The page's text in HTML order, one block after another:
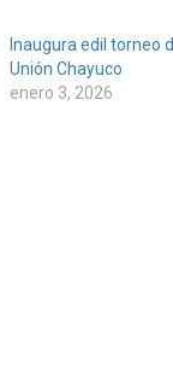
Inaugura edil torneo
Unión Chayuco
enero 3, 2026